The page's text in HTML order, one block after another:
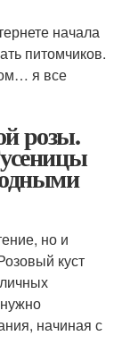
начала
питомчиков.
я все
розы.
но и
куст
начиная с